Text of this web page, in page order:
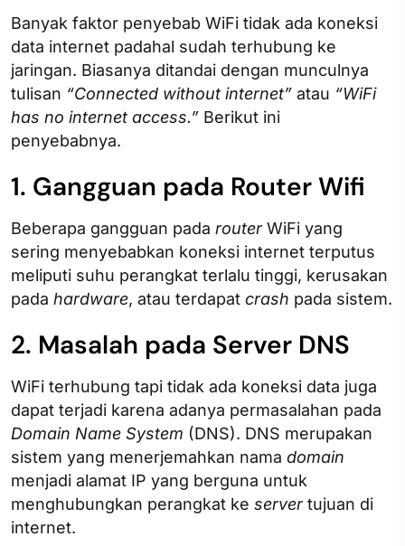
Banyak faktor penyebab WiFi tidak ada koneksi
data internet padahal sudah terhubung ke
jaringan. Biasanya ditandai dengan munculnya
tulisan “Connected without internet” atau “WiFi
has no internet access.” Berikut ini
penyebabnya.
1. Gangguan pada Router Wifi
Beberapa gangguan pada routerWiFi yang
sering menyebabkan koneksi internet terputus
meliputi suhu perangkat terlalu tinggi, kerusakan
pada hardware, atau terdapat crash pada sistem.
2. Masalah pada Server DNS
WiFi terhubung tapi tidak ada koneksi data juga
dapat terjadi karena adanya permasalahan pada
Domain Name System (DNS). DNS merupakan
sistem yang menerjemahkan nama domain
menjadi alamat IP yang berguna untuk
menghubungkan perangkat ke servertujuan di
internet.